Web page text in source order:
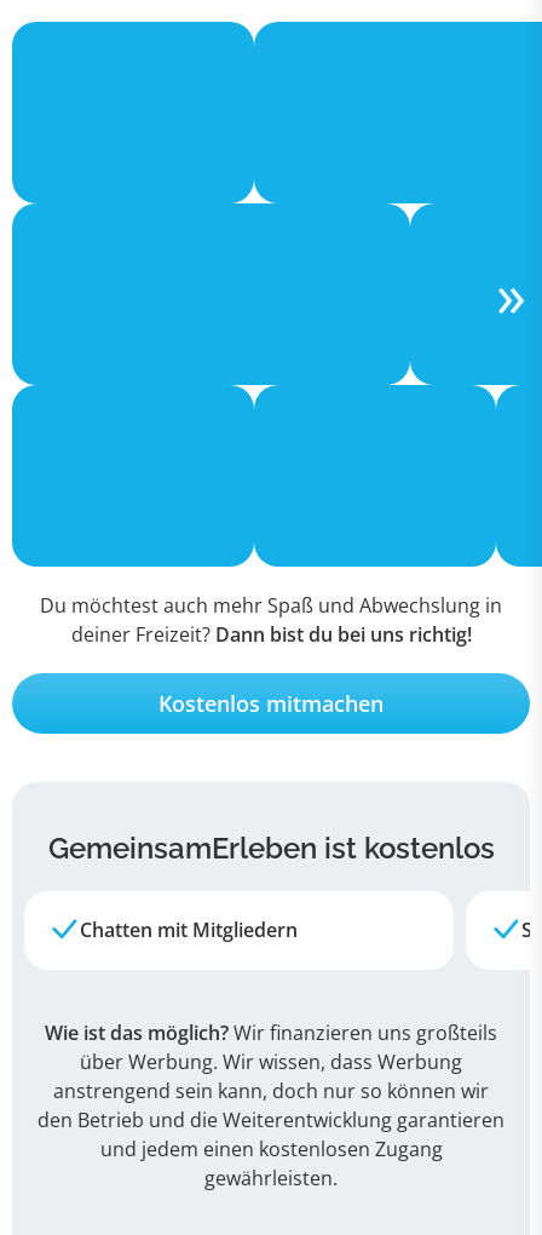
Du möchtest auch mehr Spaß und Abwechslung in
deiner Freizeit? Dann bist du bei uns richtig!
Kostenlos mitmachen
GemeinsamErleben ist kostenlos
Chatten mit Mitgliedern
Wie ist das möglich?Wir finanzieren uns großteils
über Werbung. Wir wissen, dass Werbung
anstrengend sein kann, doch nur so können wir
den Betrieb und die Weiterentwicklung garantieren
und jedem einen kostenlosen Zugang
gewährleisten.